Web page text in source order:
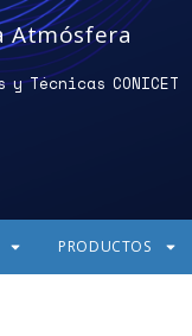
Atmósfera
CONICET
PRODUCTOS